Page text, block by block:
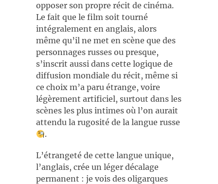
opposer son propre récit de cinéma.
Le fait que le film soit tourné
intégralement en anglais, alors
même qu’il ne met en scène que des
personnages russes ou presque,
s’inscrit aussi dans cette logique de
diffusion mondiale du récit, même si
ce choix m’a paru étrange, voire
légèrement artificiel, surtout dans les
scènes les plus intimes où l’on aurait
attendu la rugosité de la langue russe
.
L’étrangeté de cette langue unique,
l’anglais, crée un léger décalage
permanent : je vois des oligarques